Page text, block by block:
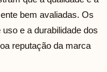
bem avaliadas. Os
e a durabilidade dos
reputação da marca